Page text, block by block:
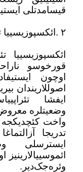
قیسامدتلی
۲ . ائکسپوزیسییا
ائکسپوزیسییا
قورخوسو
اوچون
اصوللاریندان
ایفشا
وضعیتلره
واخت کئچدیکجه
تدریجا
ایسترسلی
وئره‌جک‌دیر .